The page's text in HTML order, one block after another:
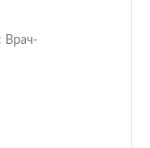
Врач-